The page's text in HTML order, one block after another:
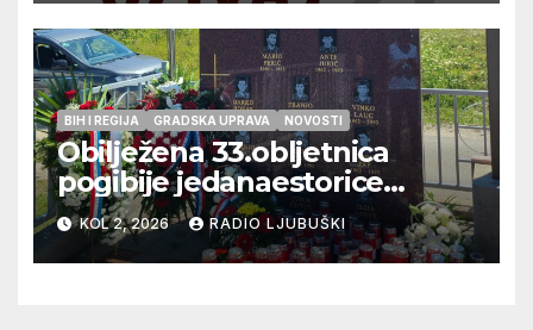
BIH I REGIJA GRADSKA UPRAVA NOVOSTI
Obilježena 33.obljetnica
pogibije jedanaestorice
ljubuških branitelja
KOL 2, 2026 RADIO LJUBUŠKI